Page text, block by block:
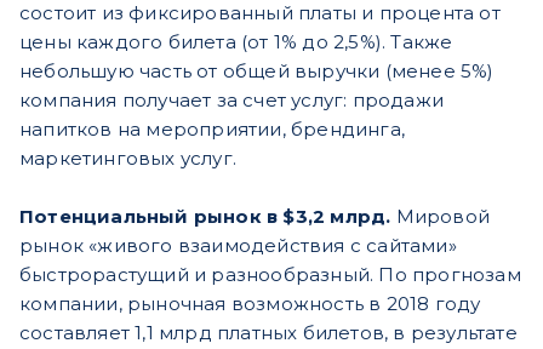
состоит из фиксированный платы и процента от
цены каждого билета (от 1% до 2,5%). Также
небольшую часть от общей выручки (менее 5%)
компания получает за счет услуг: продажи
напитков на мероприятии, брендинга,
маркетинговых услуг.
Потенциальный рынок в $3,2 млрд. Мировой
рынок «живого взаимодействия с сайтами»
быстрорастущий и разнообразный. По прогнозам
компании, рыночная возможность в 2018 году
составляет 1,1 млрд платных билетов, в результате